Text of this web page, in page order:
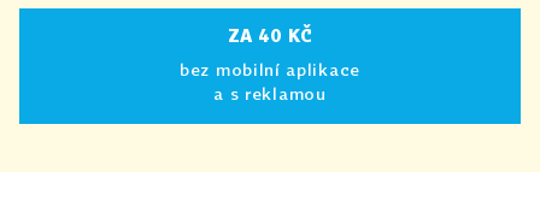
ZA 40 KČ
bez mobilní aplikace
a s reklamou